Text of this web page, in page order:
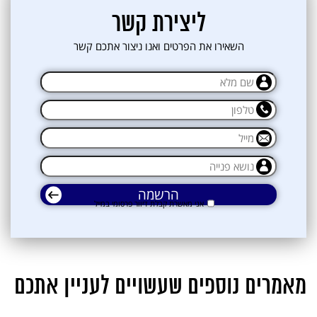
אני מאשרת קבלת דיוור פרסומי במייל
ליצירת קשר
השאירו את הפרטים ואנו ניצור אתכם קשר
אני מאשרת קבלת דיוור פרסומי במייל
מאמרים נוספים שעשויים לעניין אתכם